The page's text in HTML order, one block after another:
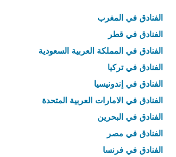
الفنادق في المغرب
الفنادق في قطر
الفنادق في المملكة العربية السعودية
الفنادق في تركيا
الفنادق في إندونيسيا
الفنادق في الامارات العربية المتحدة
الفنادق في البحرين
الفنادق في مصر
الفنادق في فرنسا